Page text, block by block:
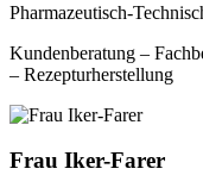
Pharmazeutisch-
Kundenberatung –
– Rezepturherstellung
Frau Iker-Farer